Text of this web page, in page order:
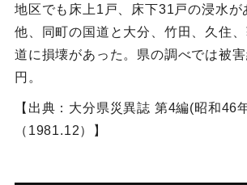
地区でも床上1戸、床下31戸の浸水が
他、同町の国道と大分、竹田、久住
道に損壊があった。県の調べでは被
円。
【出典：大分県災異誌 第4編(昭和46
（1981.12）】